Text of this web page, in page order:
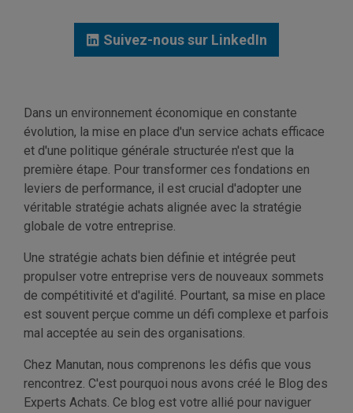
Suivez-nous sur LinkedIn
Dans un environnement économique en constante
évolution, la mise en place d'un service achats efficace
et d'une politique générale structurée n'est que la
première étape. Pour transformer ces fondations en
leviers de performance, il est crucial d'adopter une
véritable stratégie achats alignée avec la stratégie
globale de votre entreprise.
Une stratégie achats bien définie et intégrée peut
propulser votre entreprise vers de nouveaux sommets
de compétitivité et d'agilité. Pourtant, sa mise en place
est souvent perçue comme un défi complexe et parfois
mal acceptée au sein des organisations.
Chez Manutan, nous comprenons les défis que vous
rencontrez. C'est pourquoi nous avons créé le Blog des
Experts Achats. Ce blog est votre allié pour naviguer